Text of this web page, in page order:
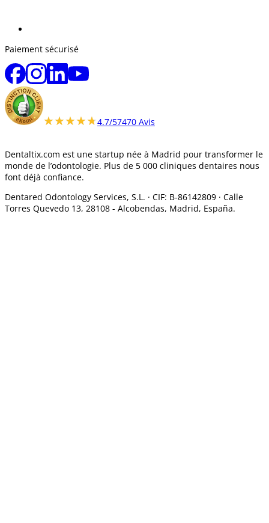
Paiement sécurisé
★★★★★
★★★★★4.7/57470 Avis
Dentaltix.com est une startup née à Madrid pour transformer le
monde de l’odontologie. Plus de 5 000 cliniques dentaires nous
font déjà confiance.
Dentared Odontology Services, S.L. · CIF: B-86142809 · Calle
Torres Quevedo 13, 28108 - Alcobendas, Madrid, España.